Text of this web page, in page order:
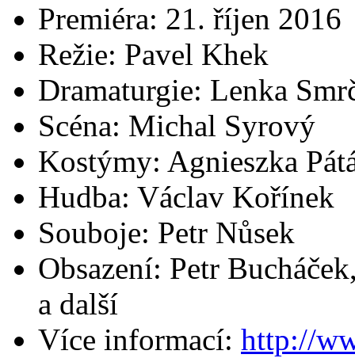
Premiéra: 21. říjen 2016
Režie: Pavel Khek
Dramaturgie: Lenka
Scéna: Michal Syrový
Kostýmy: Agnieszka
Hudba: Václav Kořínek
Souboje: Petr Nůsek
Obsazení: Petr
a další
Více informací: http://